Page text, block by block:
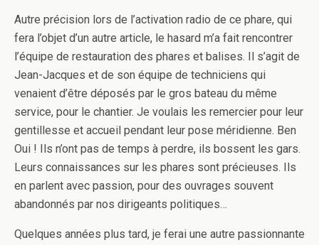
Autre précision lors de l’activation radio de ce phare, qui
fera l’objet d’un autre article, le hasard m’a fait rencontrer
l’équipe de restauration des phares et balises. Il s’agit de
Jean-Jacques et de son équipe de techniciens qui
venaient d’être déposés par le gros bateau du même
service, pour le chantier. Je voulais les remercier pour leur
gentillesse et accueil pendant leur pose méridienne. Ben
Oui ! Ils n’ont pas de temps à perdre, ils bossent les gars.
Leurs connaissances sur les phares sont précieuses. Ils
en parlent avec passion, pour des ouvrages souvent
abandonnés par nos dirigeants politiques…
Quelques années plus tard, je ferai une autre passionnante